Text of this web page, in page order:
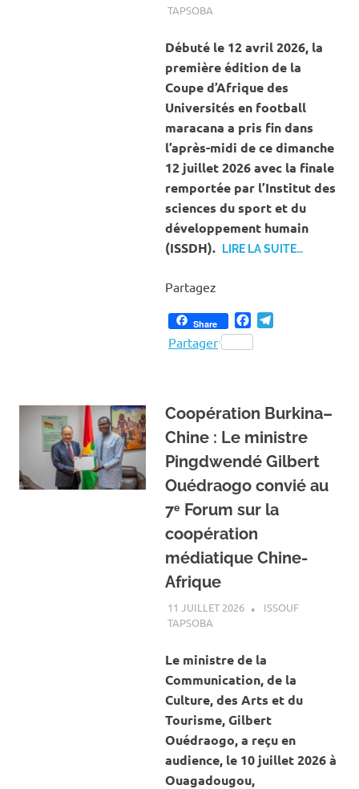
TAPSOBA
Débuté le 12 avril 2026, la
première édition de la
Coupe d’Afrique des
Universités en football
maracana a pris fin dans
l’après-midi de ce dimanche
12 juillet 2026 avec la finale
remportée par l’Institut des
sciences du sport et du
développement humain
(ISSDH).
LIRE LA SUITE…
Partagez
Share Facebook
Partager
Coopération Burkina–
Chine : Le ministre
Pingdwendé Gilbert
Ouédraogo convié au
7ᵉ Forum sur la
coopération
médiatique Chine-
Afrique
11 JUILLET 2026
ISSOUF
TAPSOBA
Le ministre de la
Communication, de la
Culture, des Arts et du
Tourisme, Gilbert
Ouédraogo, a reçu en
audience, le 10 juillet 2026 à
Ouagadougou,